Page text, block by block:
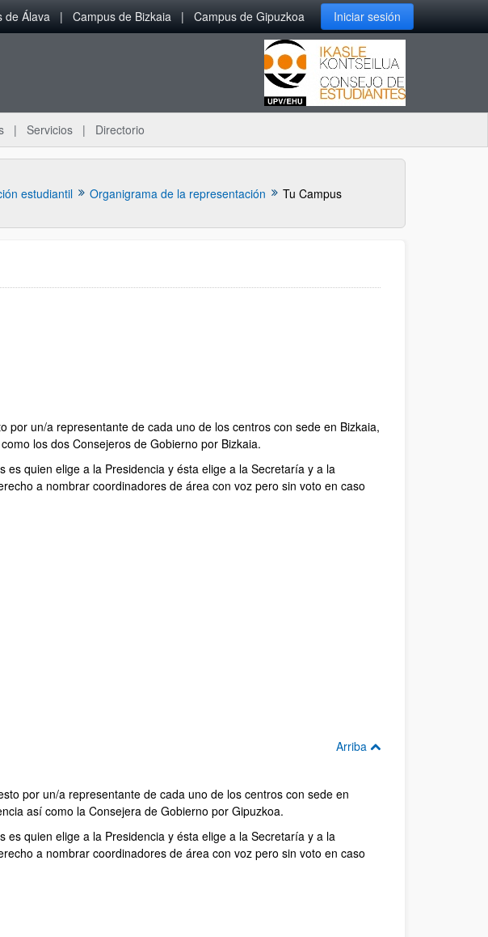
de Álava Campus de Bizkaia Campus de Gipuzkoa Iniciar sesión
Servicios Directorio
estudiantil Organigrama de la representación Tu Campus
por un/a representante de cada uno de los centros con sede en Bizkaia,
los dos Consejeros de Gobierno por Bizkaia.
es quien elige a la Presidencia y ésta elige a la Secretaría y a la
a nombrar coordinadores de área con voz pero sin voto en caso
Arriba
por un/a representante de cada uno de los centros con sede en
así como la Consejera de Gobierno por Gipuzkoa.
es quien elige a la Presidencia y ésta elige a la Secretaría y a la
a nombrar coordinadores de área con voz pero sin voto en caso